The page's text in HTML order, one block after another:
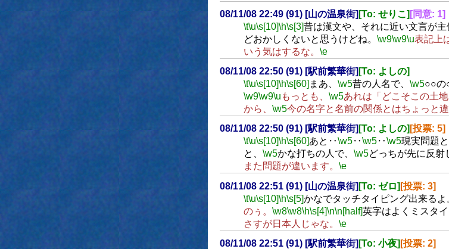
08/11/08 22:49 (91) [山の温泉街] [To: せりこ] [同意: 1]
\t\u\s[10]\h\s[3]昔は漢文や、それに近い文言が主
どおかしくないと思うけどね。 \w9\w9\u表記上
いう気はするな。 \e
08/11/08 22:50 (91) [駅前繁華街] [To: よしの]
\t\u\s[10]\h\s[60] まあ、 \w5昔の人名で、 \w5○○の
\w9\w9\u もっとも、 \w5あれは「どこそこの土
から、 \w5今の名字と名前の関係とはちょっと違
08/11/08 22:50 (91) [駅前繁華街] [To: よしの] [投票: 5]
\t\u\s[10]\h\s[60]あと‥\w5‥\w5‥\w5現実問題と
と、 \w5かな打ちの人で、 \w5どっちが先に反射
また問題が違います。 \e
08/11/08 22:51 (91) [山の温泉街] [To: ゼロ] [投票: 3]
\t\u\s[10]\h\s[5]かなでタッチタイピング出来るよ
のぅ。 \w8\w8\h\s[4]\n\n[half]英字はよくミスタイ
さすが日本人じゃな。 \e
08/11/08 22:51 (91) [駅前繁華街] [To: 小夜] [投票: 2]